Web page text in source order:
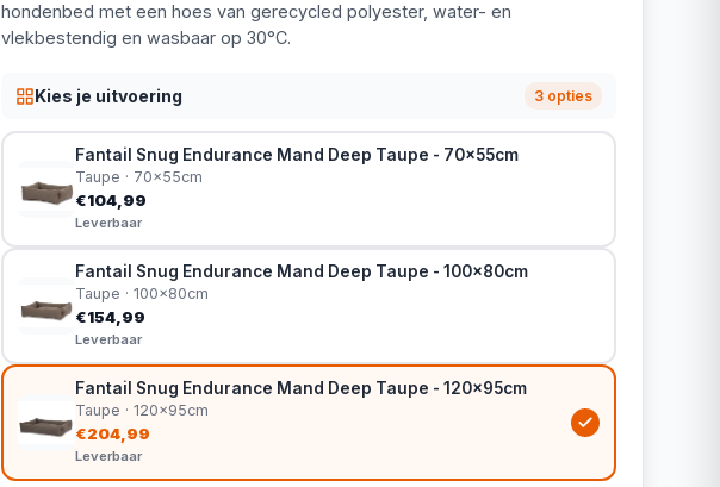
hondenbed met een hoes van gerecycled polyester, water- en
vlekbestendig en wasbaar op 30°C.
Kies je uitvoering 3 opties
Fantail Snug Endurance Mand Deep Taupe - 70x55cm
Taupe · 70x55cm
€104,99
Leverbaar
Fantail Snug Endurance Mand Deep Taupe - 100x80cm
Taupe · 100x80cm
€154,99
Leverbaar
Fantail Snug Endurance Mand Deep Taupe - 120x95cm
Taupe · 120x95cm
€204,99
Leverbaar